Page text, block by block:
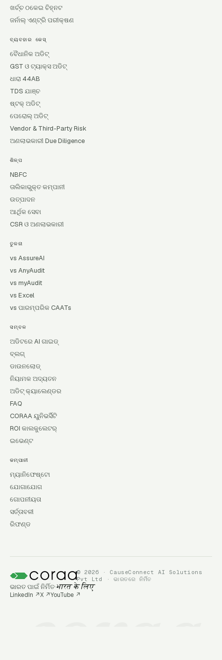
ଖର୍ଚ୍ଚ ଠକେଇ ଚିହ୍ନଟ
ଜର୍ନାଲ୍ ଏଣ୍ଟ୍ରି ପରୀକ୍ଷଣ
ବ୍ୟବହାର କେସ୍
ବୈଧାନିକ ଅଡିଟ୍
GST ଓ ଟ୍ୟାକ୍ସ ଅଡିଟ୍
ଧାରା 44AB
TDS ଯାଞ୍ଚ
ଷ୍ଟକ୍ ଅଡିଟ୍
ପେରୋଲ୍ ଅଡିଟ୍
Vendor & Third-Party Risk
ଅଣଲାଭକାରୀ Due Diligence
ଶିଳ୍ପ
NBFC
ତାଲିକାଭୁକ୍ତ କମ୍ପାନୀ
ଉତ୍ପାଦନ
ଆର୍ଥିକ ସେବା
CSR ଓ ଅଣଲାଭକାରୀ
ତୁଳନା
vs AssureAI
vs AnyAudit
vs myAudit
vs Excel
vs ପାରମ୍ପରିକ CAATs
ସମ୍ବଳ
ଅଡିଟରେ AI ଗାଇଡ୍
ବ୍ଲଗ୍
ଡାଉନଲୋଡ୍
ନିୟାମକ ଅଦ୍ୟତନ
ଅଡିଟ୍ କ୍ୟାଲେଣ୍ଡର
FAQ
CORAA ୟୁନିଭର୍ସିଟି
ROI କାଲକୁଲେଟର୍
ଇଭେଣ୍ଟ
କମ୍ପାନୀ
ମ୍ୟାନିଫେଷ୍ଟୋ
ଯୋଗାଯୋଗ
ଗୋପନୀୟତା
ସର୍ତ୍ତାବଳୀ
ରିଫଣ୍ଡ
© 2026 · CauseConnect AI Solutions
Pvt Ltd · ଭାରତରେ ନିର୍ମିତ
ଭାରତ ପାଇଁ ନିର୍ମିତ भारत के लिए
LinkedIn ↗X ↗YouTube ↗